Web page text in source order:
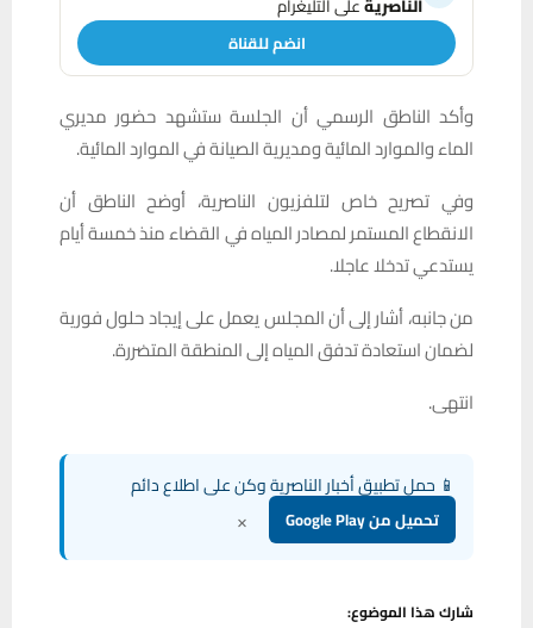
انضم للقناة
وأكد الناطق الرسمي أن الجلسة ستشهد حضور مديري
الماء والموارد المائية ومديرية الصيانة في الموارد المائية.
وفي تصريح خاص لتلفزيون الناصرية، أوضح الناطق أن
الانقطاع المستمر لمصادر المياه في القضاء منذ خمسة أيام
يستدعي تدخلا عاجلا.
من جانبه، أشار إلى أن المجلس يعمل على إيجاد حلول فورية
لضمان استعادة تدفق المياه إلى المنطقة المتضررة.
انتهى.
📱 حمل تطبيق أخبار الناصرية وكن على اطلاع دائم
تحميل من Google Play ×
شارك هذا الموضوع: